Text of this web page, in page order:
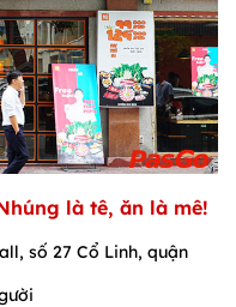
là tê, ăn là mê!
số 27 Cổ Linh, quận